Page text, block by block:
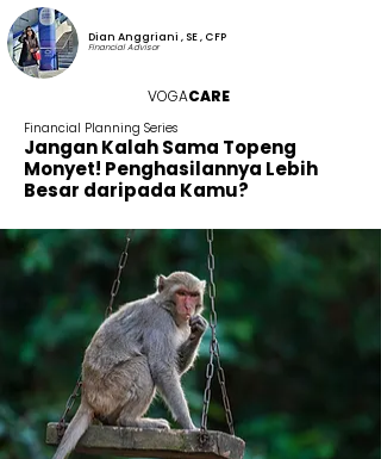
VOGACARE
Dian Anggriani , SE , CFP
Financial Advisor
Financial Planning Series
Jangan Kalah Sama Topeng
Monyet! Penghasilannya Lebih
Besar daripada Kamu?